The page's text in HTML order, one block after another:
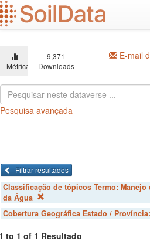
Ir
para
o
principal
Métricas
9,371
Downloads
E-mail
Pesquisa avançada
Filtrar resultados
Classificação de tópicos Termo: Manejo
da Água
Cobertura Geográfica Estado / Província:
to 1 of 1 Resultado